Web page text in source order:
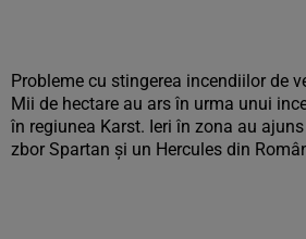
Probleme cu stingerea incendiilor de
Mii de hectare au ars în urma unui
în regiunea Karst. Ieri în zona au
zbor Spartan şi un Hercules din